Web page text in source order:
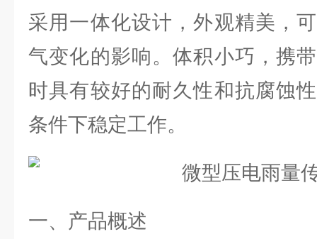
采用一体化设计，外观精美，
气变化的影响。体积小巧，携
时具有较好的耐久性和抗腐蚀
条件下稳定工作。
一、产品概述